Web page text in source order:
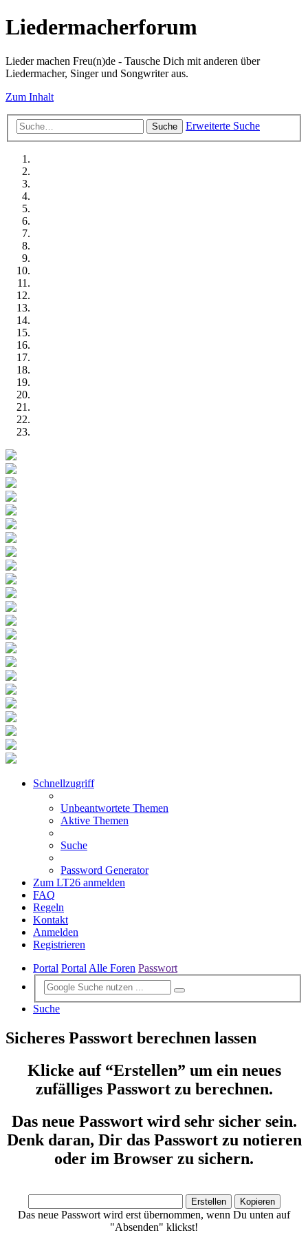
Liedermacherforum
Lieder machen Freu(n)de - Tausche Dich mit anderen über
Liedermacher, Singer und Songwriter aus.
Zum Inhalt
Suche Erweiterte Suche
Schnellzugriff
Unbeantwortete Themen
Aktive Themen
Suche
Password Generator
Zum LT26 anmelden
FAQ
Regeln
Kontakt
Anmelden
Registrieren
Portal PortalAlle Foren Passwort
Suche
Sicheres Passwort berechnen lassen
Klicke auf “Erstellen” um ein neues
zufälliges Passwort zu berechnen.
Das neue Passwort wird sehr sicher sein.
Denk daran, Dir das Passwort zu notieren
oder im Browser zu sichern.
Das neue Passwort wird erst übernommen, wenn Du unten auf
"Absenden" klickst!